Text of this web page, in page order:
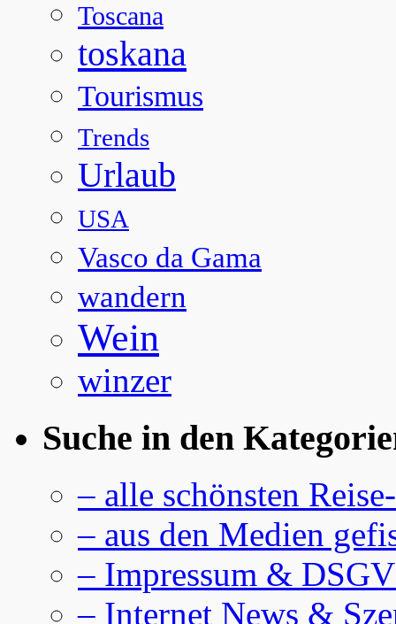
Toscana
toskana
Tourismus
Trends
Urlaub
USA
Vasco da Gama
wandern
Wein
winzer
Suche in den
– alle schönsten
– aus den Medien
– Impressum &
– Internet News &